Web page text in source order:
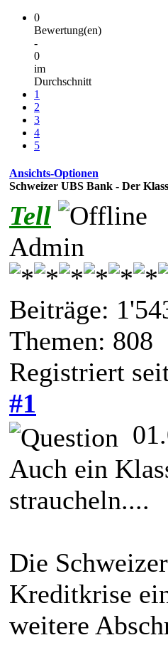
0
Bewertung(en)
-
0
im
Durchschnitt
1
2
3
4
5
Ansichts-Optionen
Schweizer UBS Bank - Der
Tell
Admin
Beiträge:
Themen: 808
Registriert
#1
Auch ein
straucheln....
Die
Kreditkrise
weitere